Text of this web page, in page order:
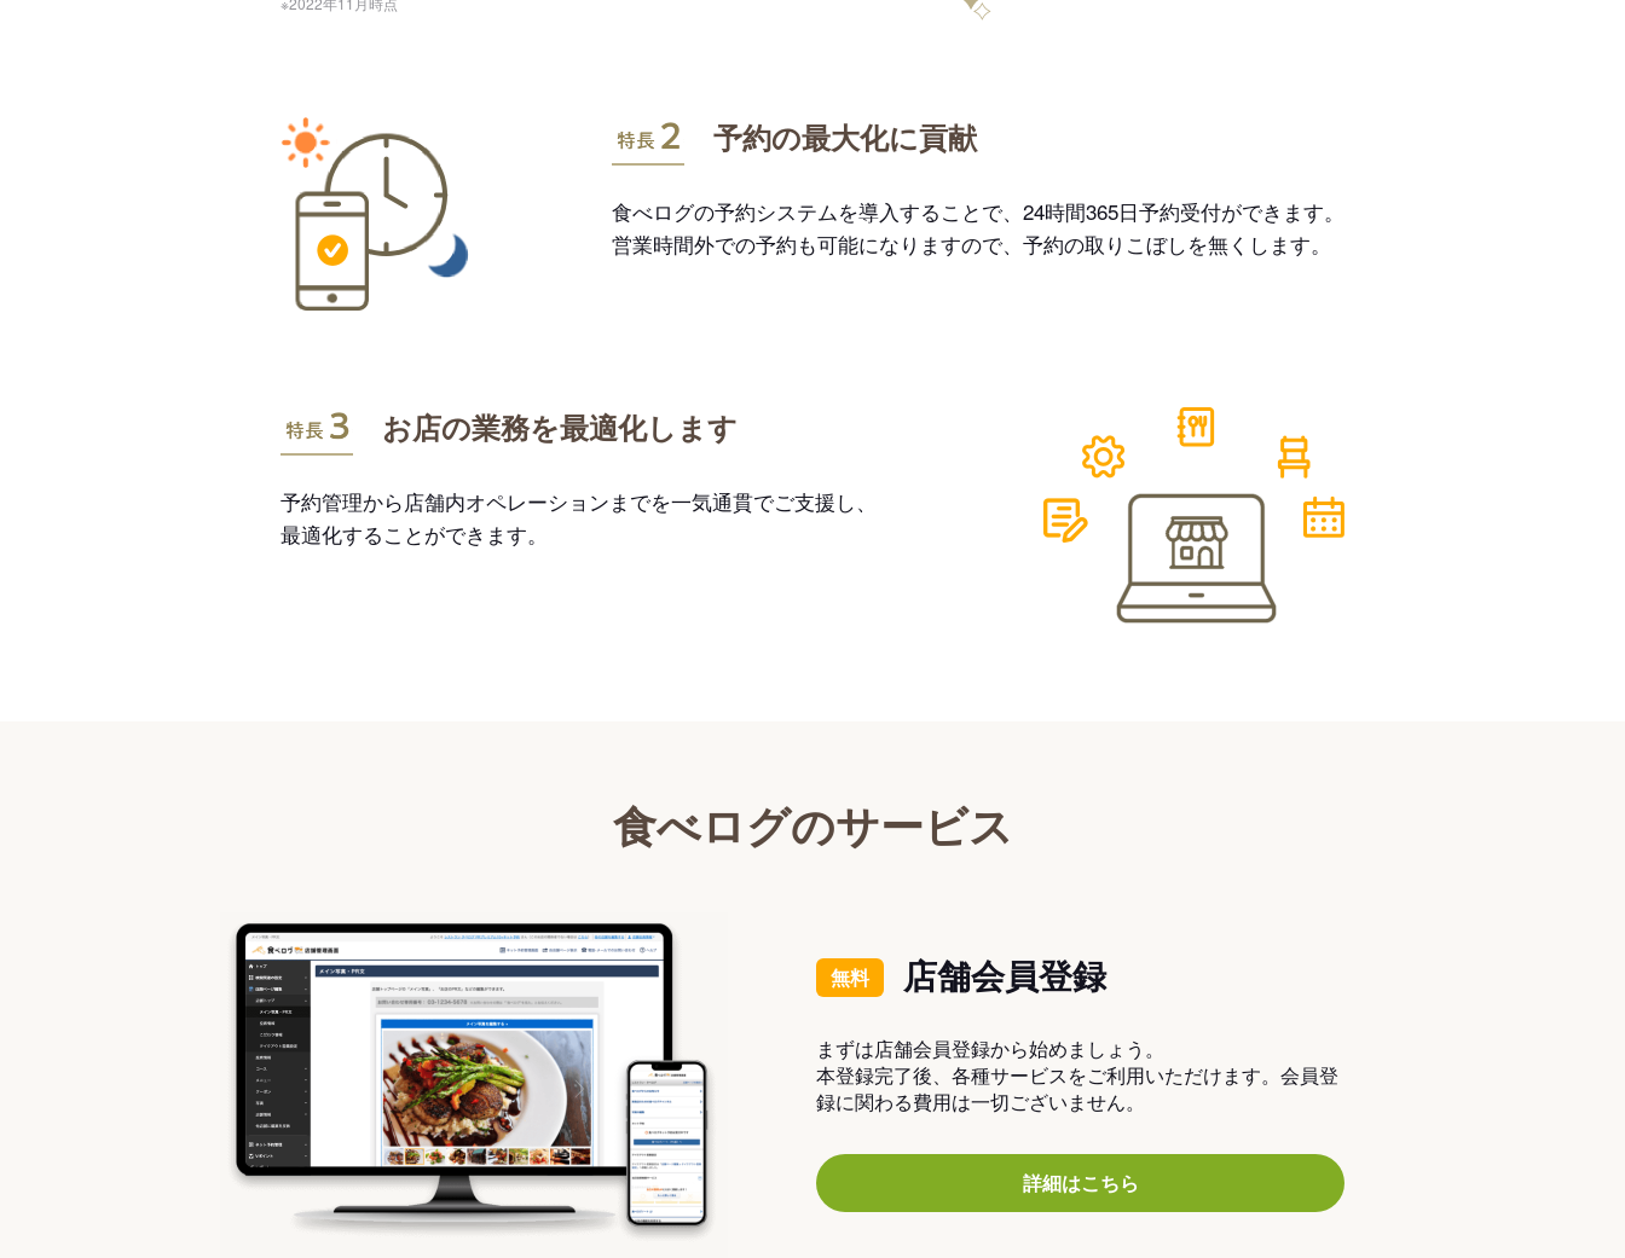
特長2
予約の最大化に貢献
食べログの予約システムを導入することで、24時間365日予約受付ができます。
営業時間外での予約も可能になりますので、予約の取りこぼしを無くします。
特長3
お店の業務を最適化します
予約管理から店舗内オペレーションまでを一気通貫でご支援し、
最適化することができます。
食べログのサービス
無料 店舗会員登録
まずは店舗会員登録から始めましょう。
本登録完了後、各種サービスをご利用いただけます。会員登
録に関わる費用は一切ございません。
詳細はこちら